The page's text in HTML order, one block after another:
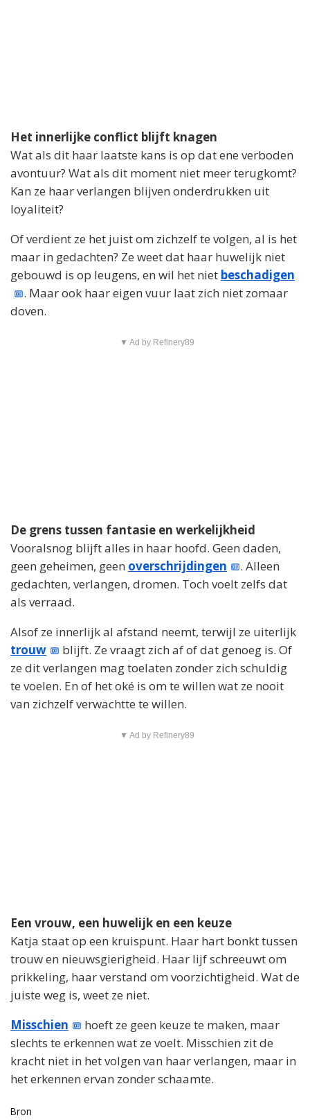
Het innerlijke conflict blijft knagen
Wat als dit haar laatste kans is op dat ene verboden
avontuur? Wat als dit moment niet meer terugkomt?
Kan ze haar verlangen blijven onderdrukken uit
loyaliteit?
Of verdient ze het juist om zichzelf te volgen, al is het
maar in gedachten? Ze weet dat haar huwelijk niet
gebouwd is op leugens, en wil het niet beschadigen
. Maar ook haar eigen vuur laat zich niet zomaar
doven.
▼ Ad by Refinery89
De grens tussen fantasie en werkelijkheid
Vooralsnog blijft alles in haar hoofd. Geen daden,
geen geheimen, geen overschrijdingen
. Alleen
gedachten, verlangen, dromen. Toch voelt zelfs dat
als verraad.
Alsof ze innerlijk al afstand neemt, terwijl ze uiterlijk
trouw
blijft. Ze vraagt zich af of dat genoeg is. Of
ze dit verlangen mag toelaten zonder zich schuldig
te voelen. En of het oké is om te willen wat ze nooit
van zichzelf verwachtte te willen.
▼ Ad by Refinery89
Een vrouw, een huwelijk en een keuze
Katja staat op een kruispunt. Haar hart bonkt tussen
trouw en nieuwsgierigheid. Haar lijf schreeuwt om
prikkeling, haar verstand om voorzichtigheid. Wat de
juiste weg is, weet ze niet.
Misschien
hoeft ze geen keuze te maken, maar
slechts te erkennen wat ze voelt. Misschien zit de
kracht niet in het volgen van haar verlangen, maar in
het erkennen ervan zonder schaamte.
Bron